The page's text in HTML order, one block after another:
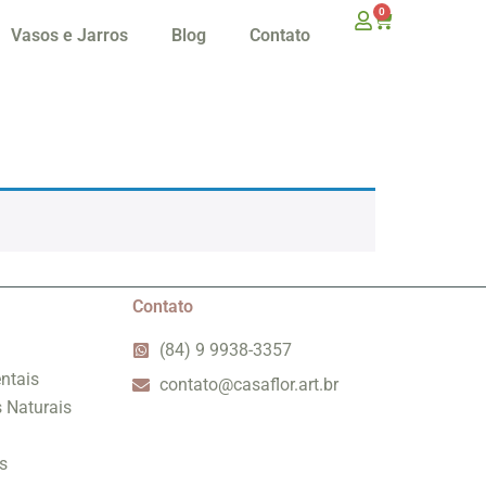
Vasos e Jarros Blog Contato
0
Naturais
Contato
(84) 9 9938-3357
contato@casaflor.art.br